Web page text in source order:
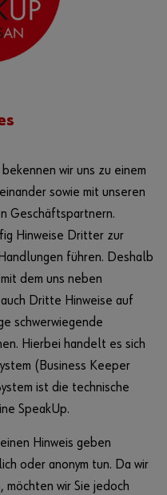
wir uns zu einem
sowie mit unseren
Geschäftspartnern.
Hinweise Dritter zur
führen. Deshalb
dem uns neben
Dritte Hinweise auf
schwerwiegende
Hierbei handelt es sich
(Business Keeper
ist die technische
SpeakUp.
Hinweis geben
oder anonym tun. Da wir
möchten wir Sie jedoch